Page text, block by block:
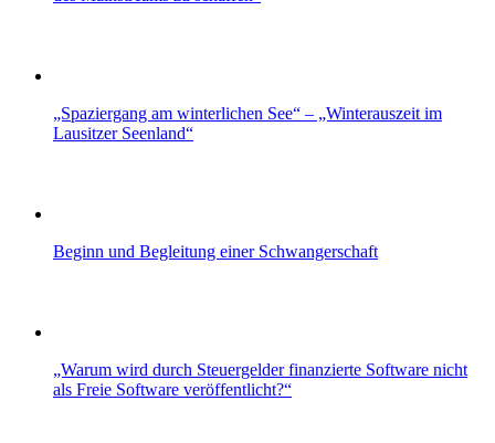
„Spaziergang am winterlichen See“ – „Winterauszeit im
Lausitzer Seenland“
Beginn und Begleitung einer Schwangerschaft
„Warum wird durch Steuergelder finanzierte Software nicht
als Freie Software veröffentlicht?“